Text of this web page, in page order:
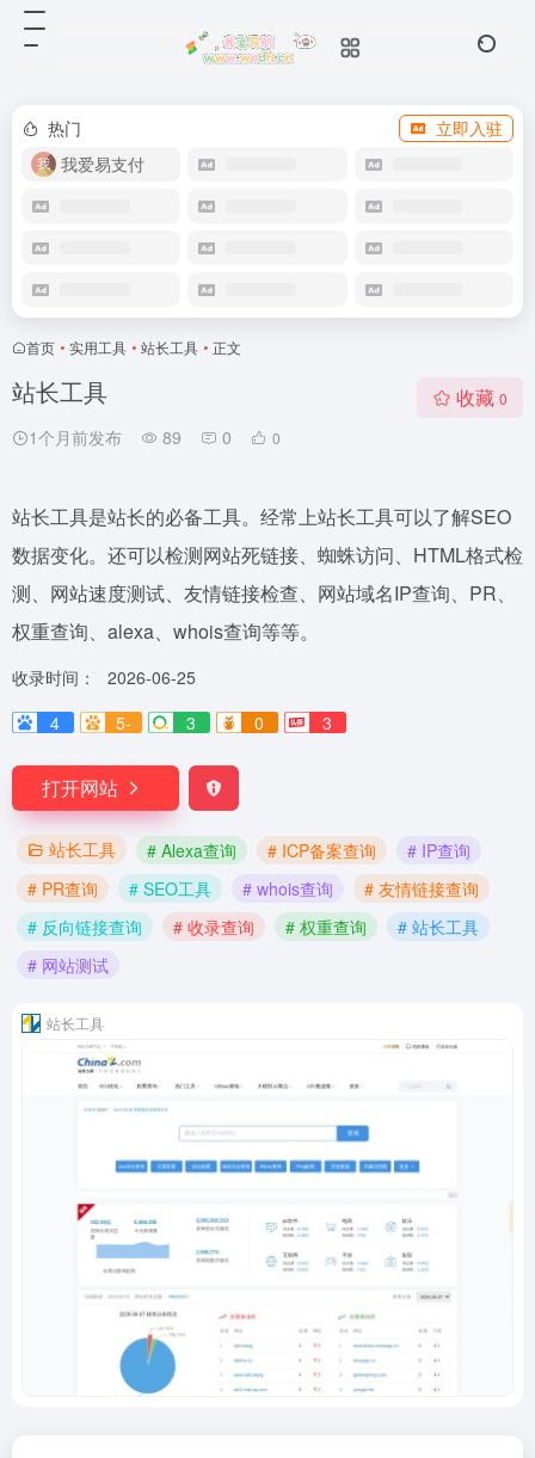
热门
立即入驻
我爱易支付
首页 • 实用工具 • 站长工具 • 正文
站长工具
1个月前发布 89 0 0
收藏 0
站长工具是站长的必备工具。经常上站长工具可以了解SEO
数据变化。还可以检测网站死链接、蜘蛛访问、HTML格式检
测、网站速度测试、友情链接检查、网站域名IP查询、PR、
权重查询、alexa、whois查询等等。
收录时间：
2026-06-25
4
5- 3 0 3
打开网站
站长工具 # Alexa查询 # ICP备案查询
# IP查询
# PR查询
# SEO工具 # whois查询
# 友情链接查询
# 反向链接查询
# 收录查询 # 权重查询
# 站长工具
# 网站测试
站长工具